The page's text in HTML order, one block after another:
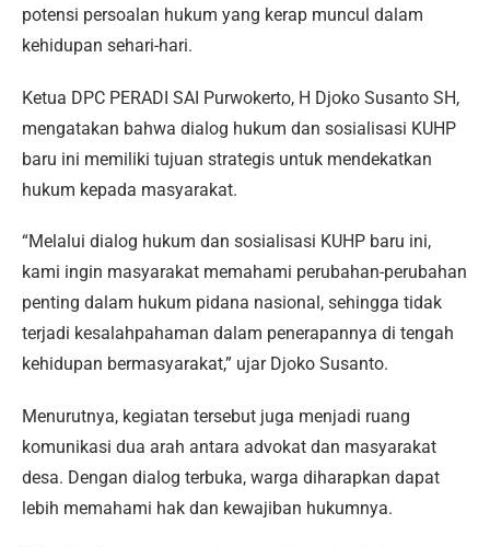
potensi persoalan hukum yang kerap muncul dalam
kehidupan sehari-hari.
Ketua DPC PERADI SAI Purwokerto, H Djoko Susanto SH,
mengatakan bahwa dialog hukum dan sosialisasi KUHP
baru ini memiliki tujuan strategis untuk mendekatkan
hukum kepada masyarakat.
“Melalui dialog hukum dan sosialisasi KUHP baru ini,
kami ingin masyarakat memahami perubahan-perubahan
penting dalam hukum pidana nasional, sehingga tidak
terjadi kesalahpahaman dalam penerapannya di tengah
kehidupan bermasyarakat,” ujar Djoko Susanto.
Menurutnya, kegiatan tersebut juga menjadi ruang
komunikasi dua arah antara advokat dan masyarakat
desa. Dengan dialog terbuka, warga diharapkan dapat
lebih memahami hak dan kewajiban hukumnya.